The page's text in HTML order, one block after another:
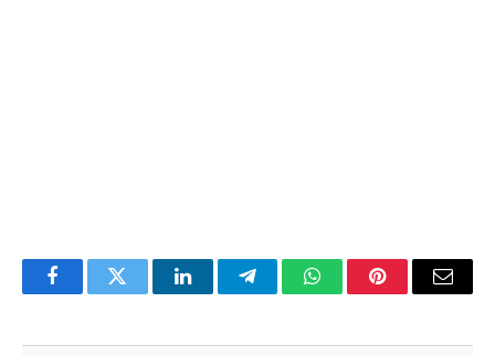
FacebookTwitter LinkedInTelegramWhatsAppPinterestEmail